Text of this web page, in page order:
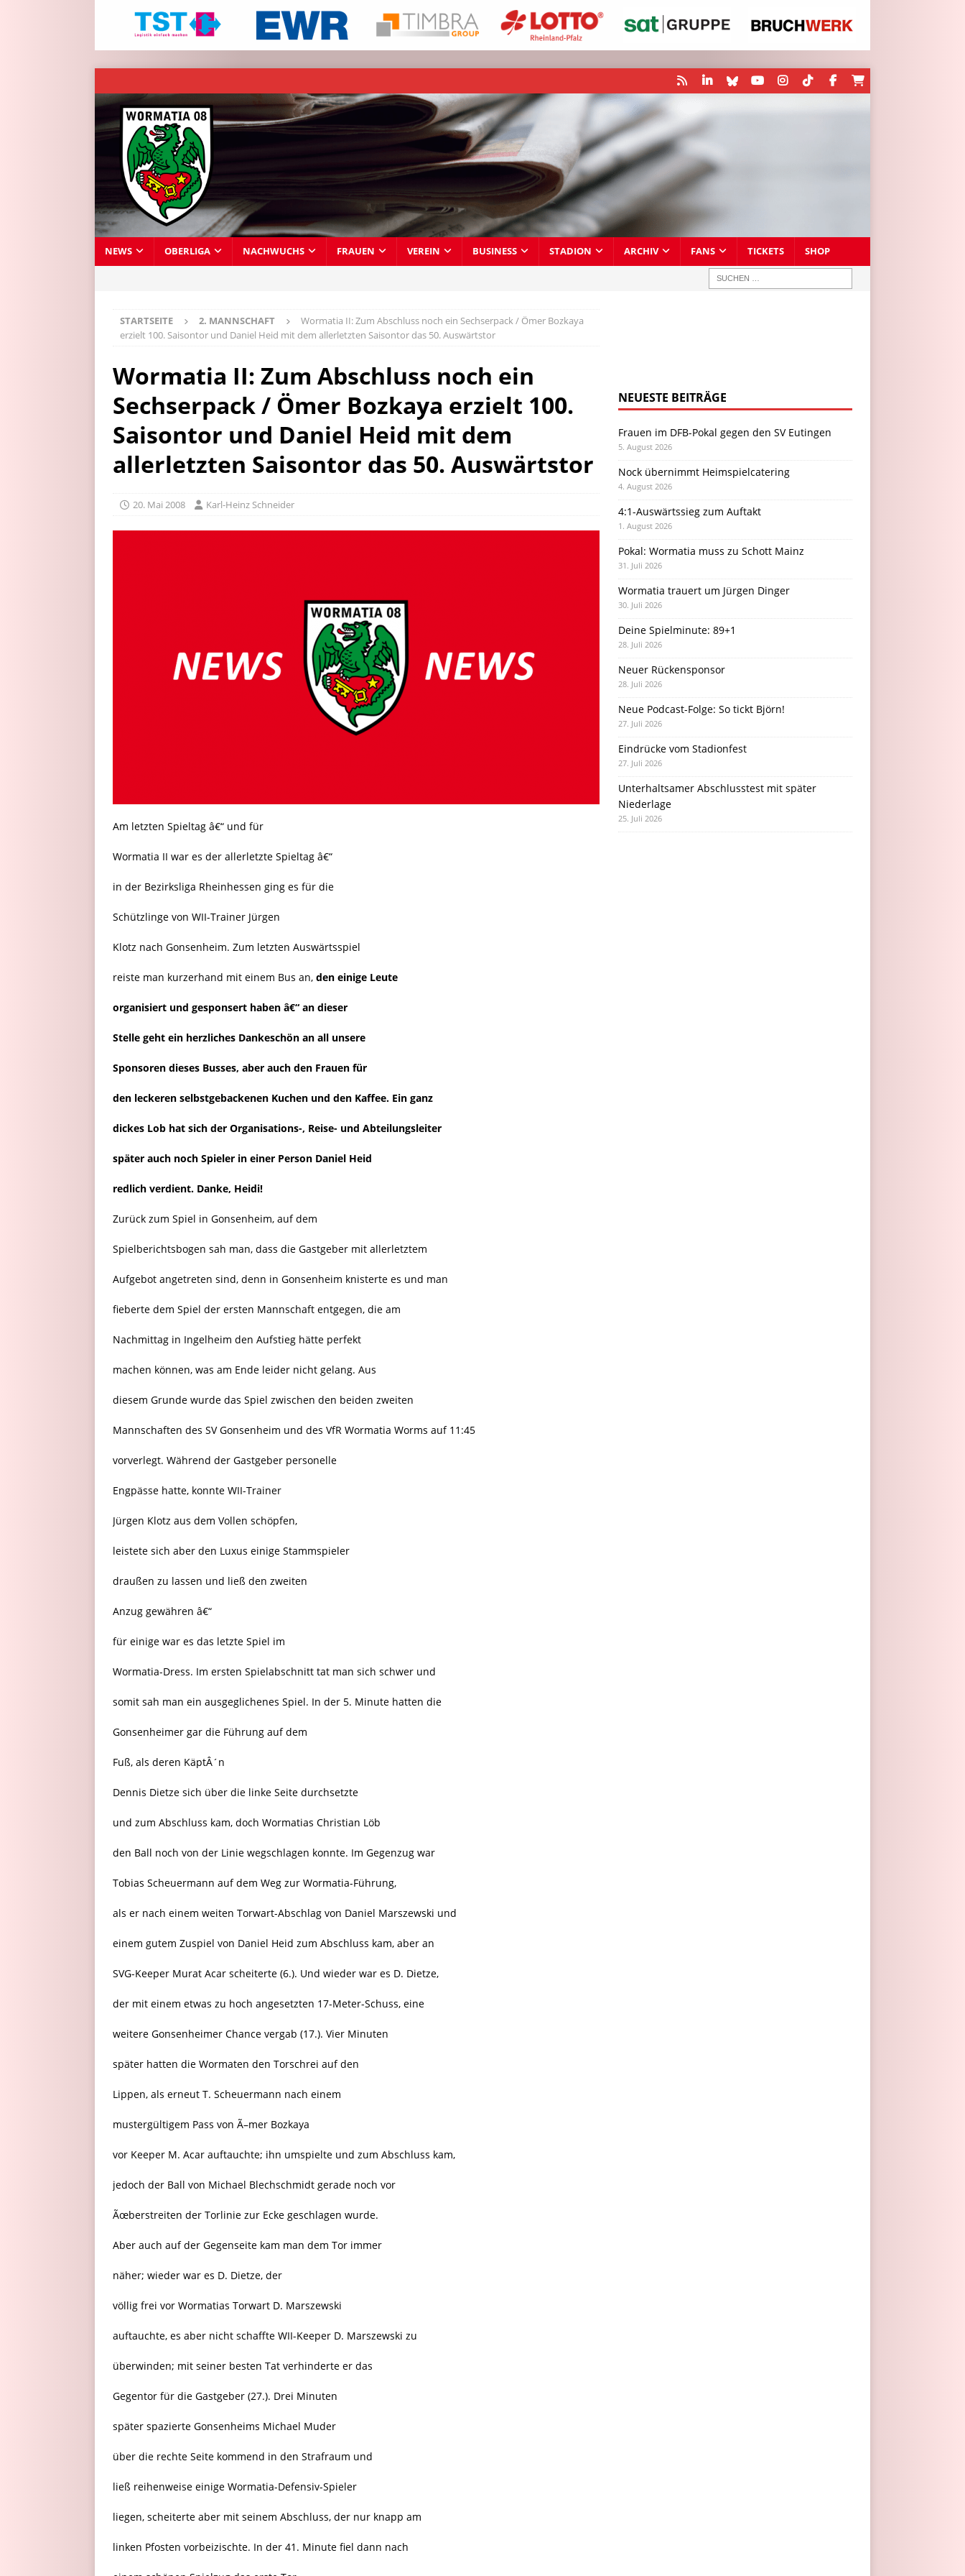
NEWS OBERLIGA NACHWUCHS FRAUEN VEREIN BUSINESS STADION ARCHIV FANS TICKETS SHOP
STARTSEITE 2. MANNSCHAFT
Wormatia II: Zum Abschluss noch ein Sechserpack / Ömer Bozkaya
erzielt 100. Saisontor und Daniel Heid mit dem allerletzten Saisontor das 50. Auswärtstor
Wormatia II: Zum Abschluss noch ein
Sechserpack / Ömer Bozkaya erzielt 100.
Saisontor und Daniel Heid mit dem
allerletzten Saisontor das 50. Auswärtstor
20. Mai 2008 Karl-Heinz Schneider
Am letzten Spieltag â€“ und für
Wormatia II war es der allerletzte Spieltag â€“
in der Bezirksliga Rheinhessen ging es für die
Schützlinge von WII-Trainer Jürgen
Klotz nach Gonsenheim. Zum letzten Auswärtsspiel
reiste man kurzerhand mit einem Bus an, den einige Leute
organisiert und gesponsert haben â€“ an dieser
Stelle geht ein herzliches Dankeschön an all unsere
Sponsoren dieses Busses, aber auch den Frauen für
den leckeren selbstgebackenen Kuchen und den Kaffee. Ein ganz
dickes Lob hat sich der Organisations-, Reise- und Abteilungsleiter
später auch noch Spieler in einer Person Daniel Heid
redlich verdient. Danke, Heidi!
Zurück zum Spiel in Gonsenheim, auf dem
Spielberichtsbogen sah man, dass die Gastgeber mit allerletztem
Aufgebot angetreten sind, denn in Gonsenheim knisterte es und man
fieberte dem Spiel der ersten Mannschaft entgegen, die am
Nachmittag in Ingelheim den Aufstieg hätte perfekt
machen können, was am Ende leider nicht gelang. Aus
diesem Grunde wurde das Spiel zwischen den beiden zweiten
Mannschaften des SV Gonsenheim und des VfR Wormatia Worms auf 11:45
vorverlegt. Während der Gastgeber personelle
Engpässe hatte, konnte WII-Trainer
Jürgen Klotz aus dem Vollen schöpfen,
leistete sich aber den Luxus einige Stammspieler
draußen zu lassen und ließ den zweiten
Anzug gewähren â€“
für einige war es das letzte Spiel im
Wormatia-Dress. Im ersten Spielabschnitt tat man sich schwer und
somit sah man ein ausgeglichenes Spiel. In der 5. Minute hatten die
Gonsenheimer gar die Führung auf dem
Fuß, als deren KäptÂ´n
Dennis Dietze sich über die linke Seite durchsetzte
und zum Abschluss kam, doch Wormatias Christian Löb
den Ball noch von der Linie wegschlagen konnte. Im Gegenzug war
Tobias Scheuermann auf dem Weg zur Wormatia-Führung,
als er nach einem weiten Torwart-Abschlag von Daniel Marszewski und
einem gutem Zuspiel von Daniel Heid zum Abschluss kam, aber an
SVG-Keeper Murat Acar scheiterte (6.). Und wieder war es D. Dietze,
der mit einem etwas zu hoch angesetzten 17-Meter-Schuss, eine
weitere Gonsenheimer Chance vergab (17.). Vier Minuten
später hatten die Wormaten den Torschrei auf den
Lippen, als erneut T. Scheuermann nach einem
mustergültigem Pass von Ã–mer Bozkaya
vor Keeper M. Acar auftauchte; ihn umspielte und zum Abschluss kam,
jedoch der Ball von Michael Blechschmidt gerade noch vor
Ãœberstreiten der Torlinie zur Ecke geschlagen wurde.
Aber auch auf der Gegenseite kam man dem Tor immer
näher; wieder war es D. Dietze, der
völlig frei vor Wormatias Torwart D. Marszewski
auftauchte, es aber nicht schaffte WII-Keeper D. Marszewski zu
überwinden; mit seiner besten Tat verhinderte er das
Gegentor für die Gastgeber (27.). Drei Minuten
später spazierte Gonsenheims Michael Muder
über die rechte Seite kommend in den Strafraum und
ließ reihenweise einige Wormatia-Defensiv-Spieler
liegen, scheiterte aber mit seinem Abschluss, der nur knapp am
linken Pfosten vorbeizischte. In der 41. Minute fiel dann nach
NEUESTE BEITRÄGE
Frauen im DFB-Pokal gegen den SV Eutingen
5. August 2026
Nock übernimmt Heimspielcatering
4. August 2026
4:1-Auswärtssieg zum Auftakt
1. August 2026
Pokal: Wormatia muss zu Schott Mainz
31. Juli 2026
Wormatia trauert um Jürgen Dinger
30. Juli 2026
Deine Spielminute: 89+1
28. Juli 2026
Neuer Rückensponsor
28. Juli 2026
Neue Podcast-Folge: So tickt Björn!
27. Juli 2026
Eindrücke vom Stadionfest
27. Juli 2026
Unterhaltsamer Abschlusstest mit später
Niederlage
25. Juli 2026